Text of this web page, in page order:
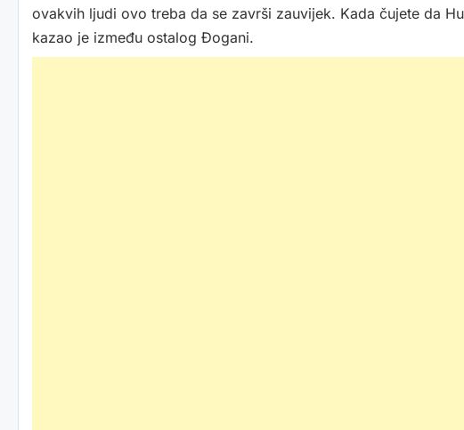
ovakvih ljudi ovo treba da se završi zauvijek. Kada čujete da
kazao je između ostalog Đogani.